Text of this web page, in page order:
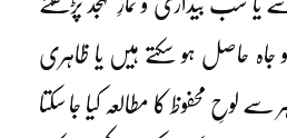
حاصل ہو سکتے ہیں یا ظاہری
لوحِ محفوظ کا مطالعہ کیا جا سکتا